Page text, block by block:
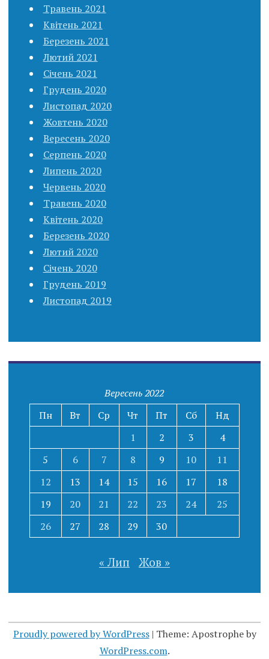
Травень 2021
Квітень 2021
Березень 2021
Лютий 2021
Січень 2021
Грудень 2020
Листопад 2020
Жовтень 2020
Вересень 2020
Серпень 2020
Липень 2020
Червень 2020
Травень 2020
Квітень 2020
Березень 2020
Лютий 2020
Січень 2020
Грудень 2019
Листопад 2019
Вересень 2022
Пн
Вт Ср Чт Пт Сб
Нд
1
2 3
4
5
6 7 8 9 10
11
12
13 14 15 16 17
18
19
20 21 22 23 24
25
26
27 28 29 30
« Лип Жов »
Proudly powered by WordPress | Theme: Apostrophe by
WordPress.com.